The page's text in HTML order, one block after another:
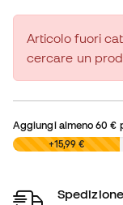
Articolo fuori
cercare un
Aggiungi almeno60 €
0,00 € +15,99 €